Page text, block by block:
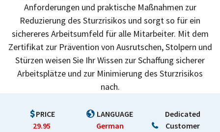
Anforderungen und praktische Maßnahmen zur
Reduzierung des Sturzrisikos und sorgt so für ein
sichereres Arbeitsumfeld für alle Mitarbeiter. Mit dem
Zertifikat zur Prävention von Ausrutschen, Stolpern und
Stürzen weisen Sie Ihr Wissen zur Schaffung sicherer
Arbeitsplätze und zur Minimierung des Sturzrisikos
nach.
PRICE
29.95
LANGUAGE
German
Dedicated
Customer